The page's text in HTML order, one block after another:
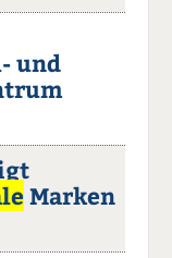
und
Marken